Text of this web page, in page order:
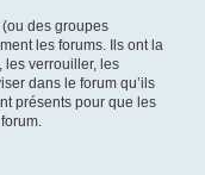
des groupes
les forums. Ils ont la
les verrouiller, les
dans le forum qu’ils
présents pour que les